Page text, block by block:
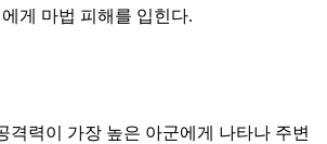
게 마법 피해를 입힌다.
격력이 가장 높은 아군에게 나타나 주변